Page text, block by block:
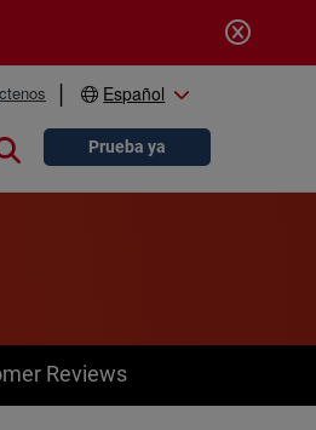
Español
Close searchPrueba ya
Reviews